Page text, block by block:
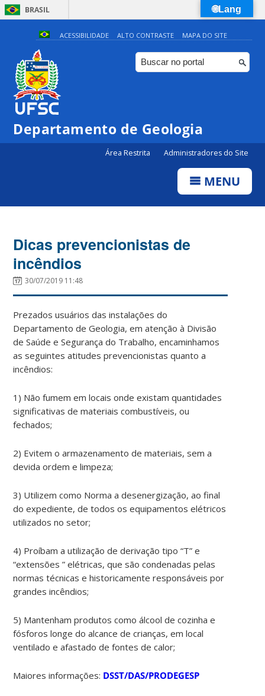
BRASIL
Simplifique!
Comunica BR
Participe
Canais
ACESSIBILIDADE ALTO CONTRASTE MAPA DO SITE
Departamento de Geologia
Área Restrita Administradores do Site
MENU
Dicas prevencionistas de
incêndios
30/07/2019 11:48
Prezados usuários das instalações do
Departamento de Geologia, em atenção à Divisão
de Saúde e Segurança do Trabalho, encaminhamos
as seguintes atitudes prevencionistas quanto a
incêndios:
1) Não fumem em locais onde existam quantidades
significativas de materiais combustíveis, ou
fechados;
2) Evitem o armazenamento de materiais, sem a
devida ordem e limpeza;
3) Utilizem como Norma a desenergização, ao final
do expediente, de todos os equipamentos elétricos
utilizados no setor;
4) Proíbam a utilização de derivação tipo “T” e
“extensões ” elétricas, que são condenadas pelas
normas técnicas e historicamente responsáveis por
grandes incêndios;
5) Mantenham produtos como álcool de cozinha e
fósforos longe do alcance de crianças, em local
ventilado e afastado de fontes de calor;
Maiores informações: DSST/DAS/PRODEGESP
🌐Lang